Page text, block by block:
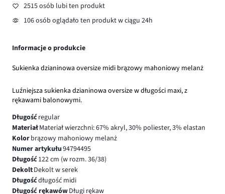
2515 osób lubi ten produkt
106 osób oglądało ten produkt w ciągu 24h
Informacje o produkcie
Sukienka dzianinowa oversize midi brązowy mahoniowy melanż
Luźniejsza sukienka dzianinowa oversize w długości maxi, z
rękawami balonowymi.
Długośćregular
MateriałMateriał wierzchni: 67% akryl, 30% poliester, 3% elastan
Kolorbrązowy mahoniowy melanż
Numer artykułu94794495
Długość122 cm (w rozm. 36/38)
DekoltDekolt w serek
Długośćdługość midi
Długość rękawówDługi rękaw